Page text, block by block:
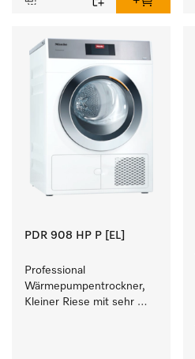
PDR 908 HP P [EL]
Professional
Wärmepumpentrockner,
Kleiner Riese mit sehr